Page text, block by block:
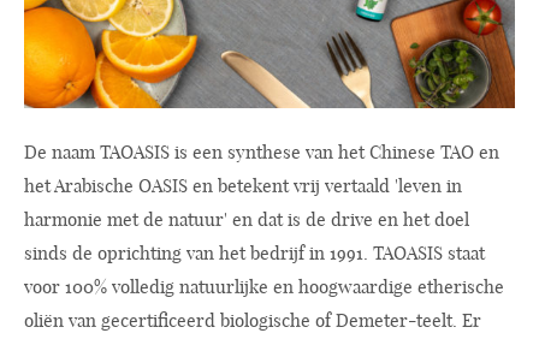
De naam TAOASIS is een synthese van het Chinese TAO en
het Arabische OASIS en betekent vrij vertaald 'leven in
harmonie met de natuur' en dat is de drive en het doel
sinds de oprichting van het bedrijf in 1991. TAOASIS staat
voor 100% volledig natuurlijke en hoogwaardige etherische
oliën van gecertificeerd biologische of Demeter-teelt. Er